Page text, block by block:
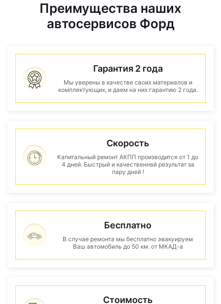
Преимущества наших
автосервисов Форд
Гарантия 2 года
Мы уверены в качестве своих материалов и
комплектующих, и даем на них гарантию 2 года.
Скорость
Капитальный ремонт АКПП производится от 1 до
4 дней. Быстрый и качественнвй результат за
пару дней !
Бесплатно
В случае ремонта мы бесплатно эвакуируем
Ваш автомобиль до 50 км. от МКАД-а
Стоимость